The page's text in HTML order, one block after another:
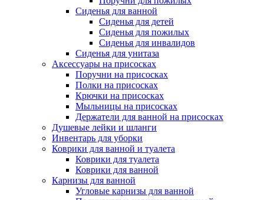
Сиденья для ванной
Сиденья для детей
Сиденья для пожилых
Сиденья для инвалидов
Сиденья для унитаза
Аксессуары на присосках
Поручни на присосках
Полки на присосках
Крючки на присосках
Мыльницы на присосках
Держатели для ванной на присосках
Душевые лейки и шланги
Инвентарь для уборки
Коврики для ванной и туалета
Коврики для туалета
Коврики для ванной
Карнизы для ванной
Угловые карнизы для ванной